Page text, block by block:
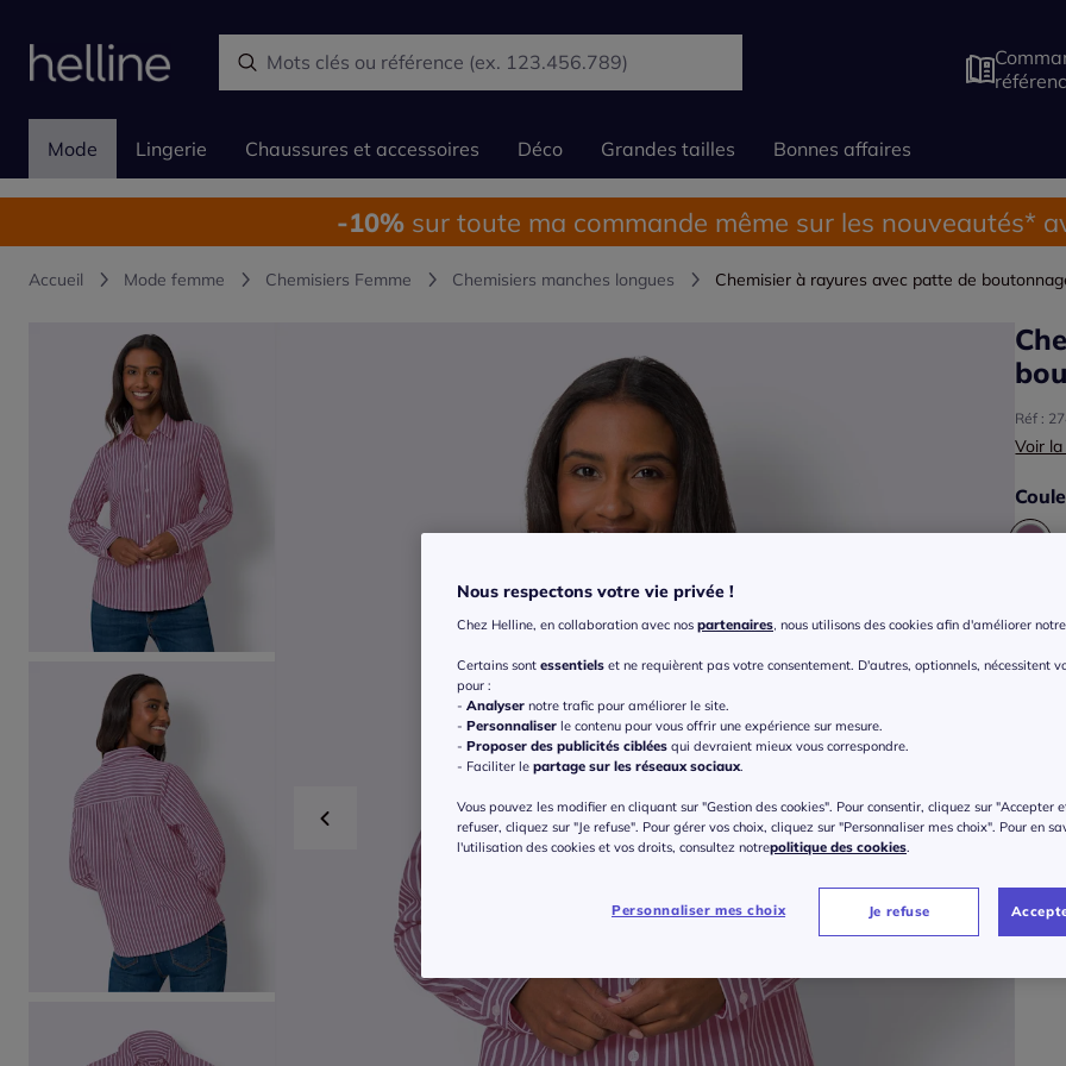
Mode Lingerie Chaussures et accessoires Déco Grandes tailles Bonnes affaires
-10% sur toute ma commande même sur les nouveautés*
Accueil Mode femme Chemisiers Femme Chemisiers manches longues Chemisier à rayures avec patte de
Réf :
Voir
38
42
Nous respectons votre vie privée !
Chez Helline, en collaboration avec nos partenaires, nous utilisons des cookies afin d'améliorer
Certains sont essentiels et ne requièrent pas votre consentement. D'autres, optionnels, nécessitent
pour :
- Analyser notre trafic pour améliorer le site.
- Personnaliser le contenu pour vous offrir une expérience sur mesure.
- Proposer des publicités ciblées qui devraient mieux vous correspondre.
- Faciliter le partage sur les réseaux sociaux.
Vous pouvez les modifier en cliquant sur "Gestion des cookies". Pour consentir, cliquez sur "Accepter
refuser, cliquez sur "Je refuse". Pour gérer vos choix, cliquez sur "Personnaliser mes choix". Pour en
l'utilisation des cookies et vos droits, consultez notrepolitique des cookies.
Personnaliser mes choix Je refuse